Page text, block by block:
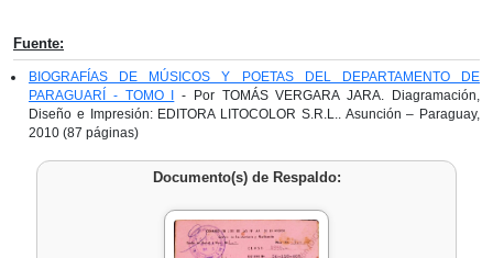
Fuente:
BIOGRAFÍAS DE MÚSICOS Y POETAS DEL DEPARTAMENTO DE
PARAGUARÍ - TOMO I
- Por TOMÁS VERGARA JARA. Diagramación,
Diseño e Impresión: EDITORA LITOCOLOR S.R.L.. Asunción – Paraguay,
2010 (87 páginas)
Documento(s) de Respaldo: